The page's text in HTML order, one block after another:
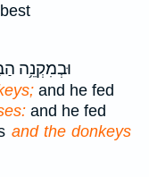
וּבְמִקְנֵ֥ה
and he fed
and he fed
and the donkeys